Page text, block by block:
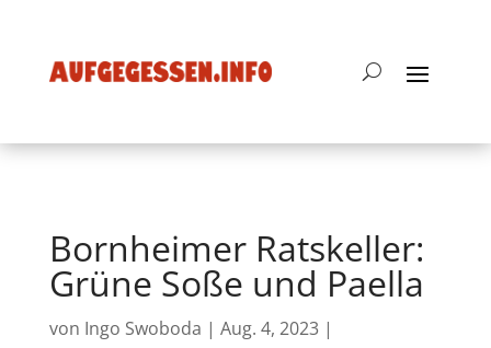
Bornheimer Ratskeller:
Grüne Soße und Paella
von Ingo Swoboda | Aug. 4, 2023|